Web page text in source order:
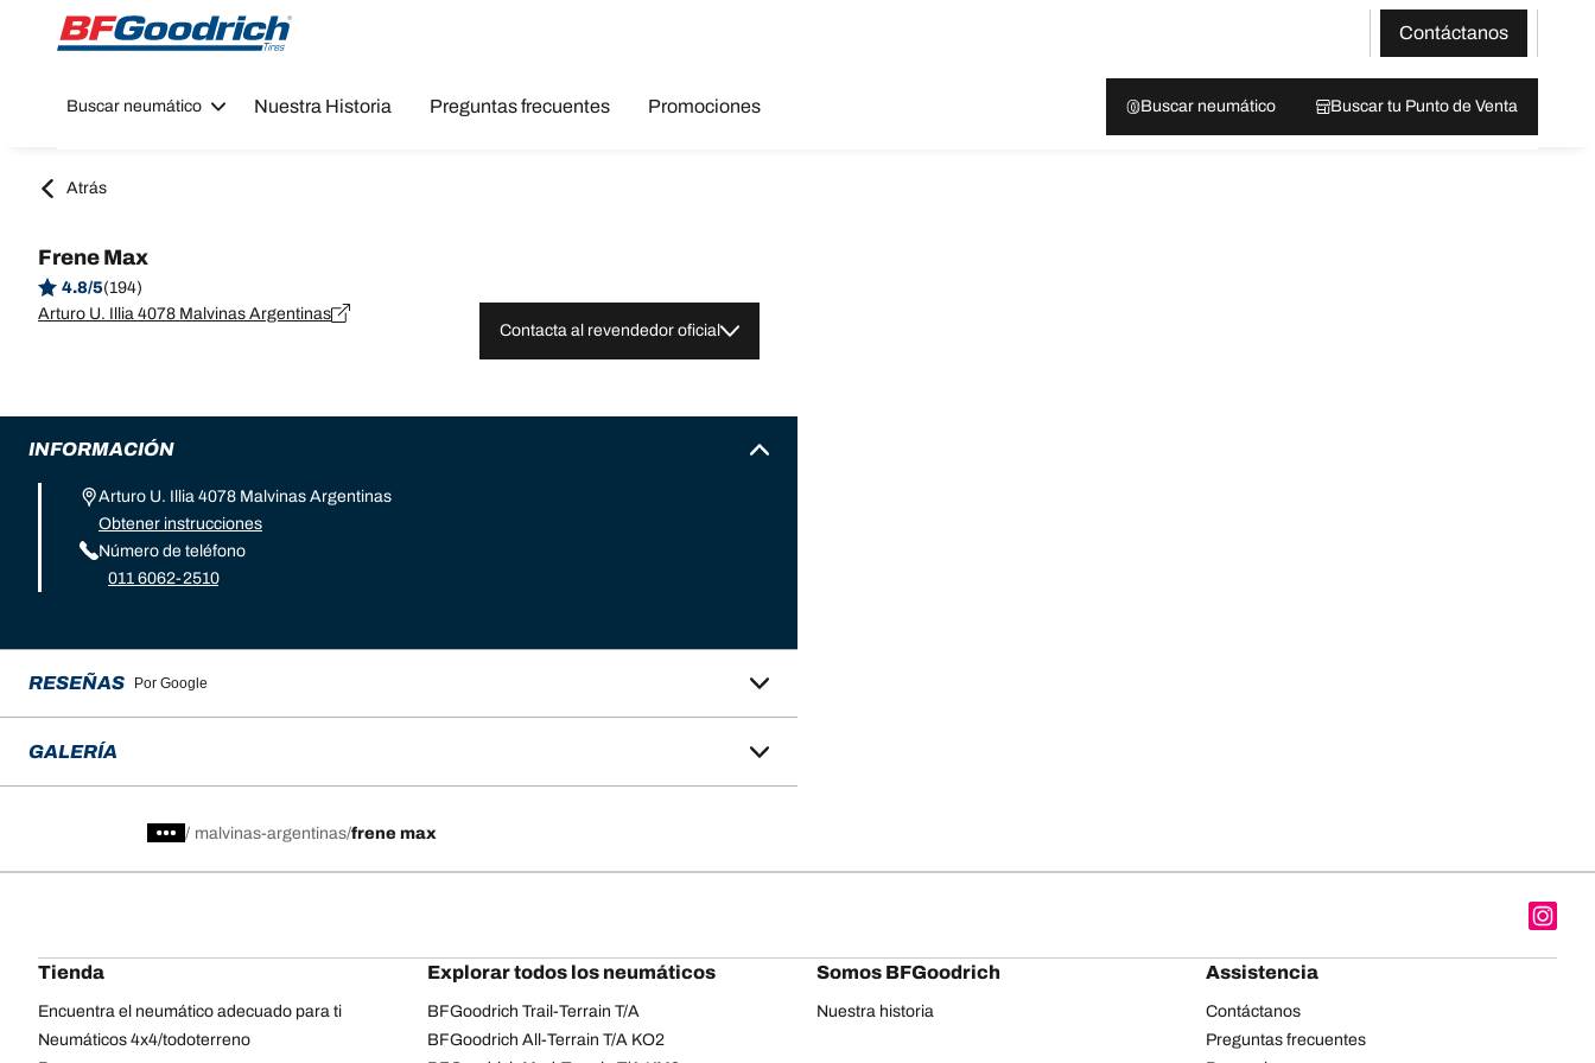
Go to page content
Go to page navigation
Contáctanos
Buscar neumático Nuestra Historia Preguntas frecuentes Promociones Buscar neumático Buscar tu Punto de Venta
Atrás
Frene Max
4.8/5(194)
Arturo U. Illia 4078 Malvinas Argentinas
Contacta al revendedor oficial
INFORMACIÓN
Arturo U. Illia 4078 Malvinas Argentinas
Obtener instrucciones
Número de teléfono
011 6062-2510
RESEÑAS Por Google
GALERÍA
/ malvinas-argentinas frene max
Tienda
Encuentra el neumático adecuado para ti
Neumáticos 4x4/todoterreno
Explorar todos los neumáticos
BFGoodrich Trail-Terrain T/A
BFGoodrich All-Terrain T/A KO2
Somos BFGoodrich
Nuestra historia
Assistencia
Contáctanos
Preguntas frecuentes